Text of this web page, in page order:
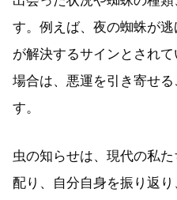
す。例えば、夜の蜘蛛が
が解決するサインとされ
場合は、悪運を引き寄せ
す。
虫の知らせは、現代の私
配り、自分自身を振り返